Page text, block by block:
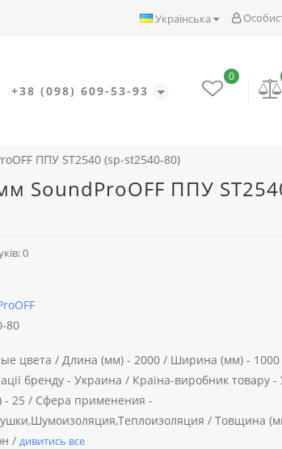
Українська
+38 (098) 609-53-93
0
ППУ ST2540 (sp-st2540-80)
SoundProOFF ППУ
0
80
цвета / Длина (мм) - 2000 / Ширина (мм) -
бренду - Украина / Країна-виробник товару -
- 25 / Сфера применения -
/ Товщина
/ дивитись все